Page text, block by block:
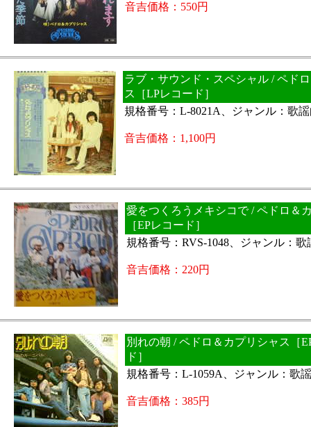
音吉価格：550円
ラブ・サウンド・スペシャル / ペド
ス［LPレコード］
規格番号：L-8021A、ジャンル：歌
音吉価格：1,100円
愛をつくろうメキシコで / ペドロ＆
［EPレコード］
規格番号：RVS-1048、ジャンル：歌
音吉価格：220円
別れの朝 / ペドロ＆カプリシャス［
ド］
規格番号：L-1059A、ジャンル：歌
音吉価格：385円